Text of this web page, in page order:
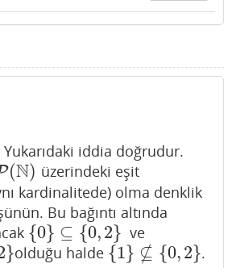
Yukarıdaki iddia doğrudur.
(N)
(N)
üzerindeki eşit
kardinalitede) olma denklik
Bu bağıntı altında
{0} ⊆ {0,2}
{0}⊆ {0 2} ve
}olduğu halde {1} ⊈ {0,2}
{ 1} ⊈ {0 2} .